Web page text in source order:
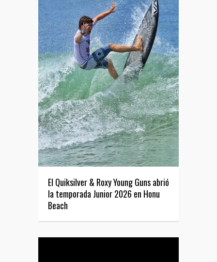
El Quiksilver & Roxy Young Guns abrió
la temporada Junior 2026 en Honu
Beach